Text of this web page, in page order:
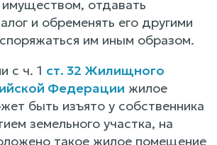
отдавать
и обременять его другими
им иным образом.
с ч. 1 ст. 32 Жилищного
Федерации жилое
быть изъято у собственника
земельного участка, на
такое жилое помещение